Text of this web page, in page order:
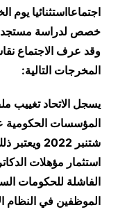
خصص لدراسة
وقد عرف الاجتماع
المخرجات التالية:
يسجل الاتحاد تغييب
المؤسسات الحكومية
شتنبر
استثمار مؤهلات
الفاشلة للحكومات
الموظفين في النظام